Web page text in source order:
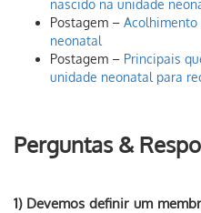
nascido na unidade
Postagem – Acolhimento
neonatal
Postagem – Principais
unidade neonatal para
Perguntas &
1) Devemos definir um